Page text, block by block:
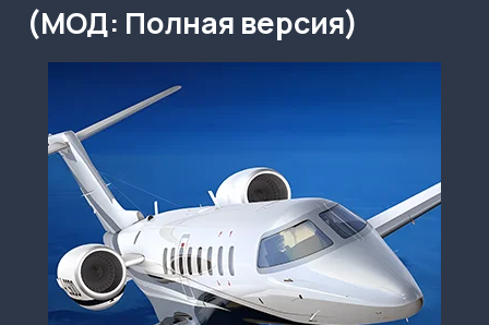
(МОД: Полная версия)